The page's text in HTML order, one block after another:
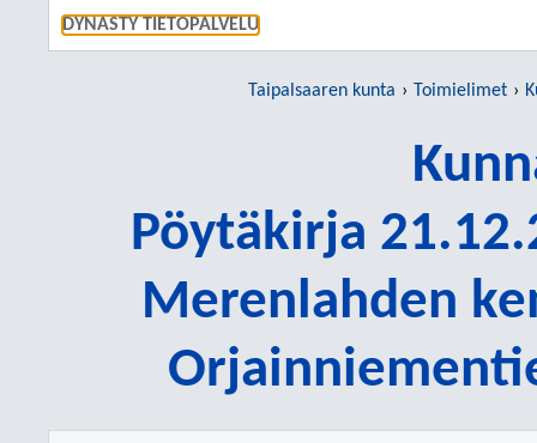
DYNASTY TIETOPALVELU
Taipalsaaren kunta Toimielimet
Pöytäkirja
Merenlahden